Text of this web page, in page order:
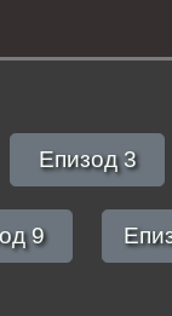
Епизод 3
9